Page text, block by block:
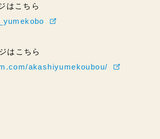
はこちら
はこちら
akashiyumekoubou/